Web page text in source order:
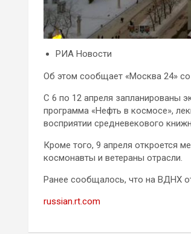
РИА Новости
Об этом сообщает «Москва 24»
С 6 по 12 апреля запланированы
программа «Нефть в космосе»,
восприятии средневекового
Кроме того, 9 апреля откроется
космонавты и ветераны отрасли.
Ранее сообщалось, что на ВДНХ
russian.rt.com